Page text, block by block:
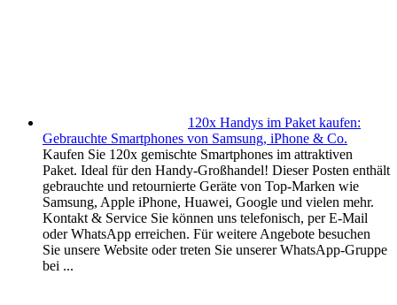
120x Handys im Paket kaufen:
Gebrauchte Smartphones von Samsung, iPhone & Co.
Kaufen Sie 120x gemischte Smartphones im attraktiven
Paket. Ideal für den Handy-Großhandel! Dieser Posten enthält
gebrauchte und retournierte Geräte von Top-Marken wie
Samsung, Apple iPhone, Huawei, Google und vielen mehr.
Kontakt & Service Sie können uns telefonisch, per E-Mail
oder WhatsApp erreichen. Für weitere Angebote besuchen
Sie unsere Website oder treten Sie unserer WhatsApp-Gruppe
bei ...